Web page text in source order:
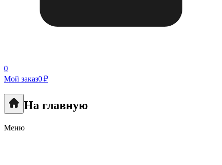
0
Мой заказ0 ₽
На главную
Меню